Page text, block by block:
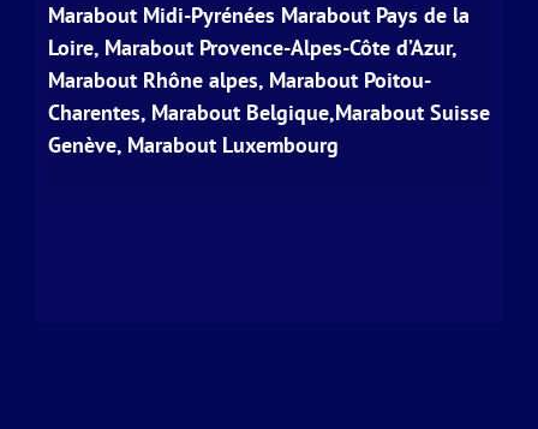
Marabout Midi-Pyrénées Marabout Pays de la
Loire, Marabout Provence-Alpes-Côte d’Azur,
Marabout Rhône alpes, Marabout Poitou-
Charentes, Marabout Belgique,Marabout Suisse
Genève, Marabout Luxembourg